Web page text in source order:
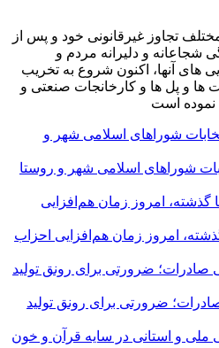
تجاوز غیرقانونی خود و پس از
شجاعانه و دلیرانه مردم و
های آنها، اکنون شروع به تخریب
ها و پل ها و کارخانجات صنعتی و
نموده است
شوراهای اسلامی شهر و روستا
امروز زمان هم‌افزایی احزاب
ضرورتی برای رونق تولید